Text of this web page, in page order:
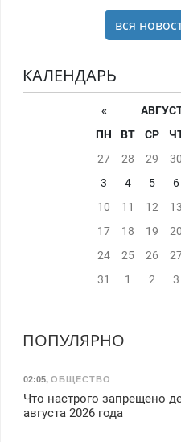
вся
КАЛЕНДАРЬ
«
ПН
ВТ СР
27
28 29 30
3
4 5 6
10
11 12 13
17
18 19 20
24
25 26
31
1 2 3
ПОПУЛЯРНО
02:05, ОБЩЕСТВО
Что настрого запрещено
августа 2026 года